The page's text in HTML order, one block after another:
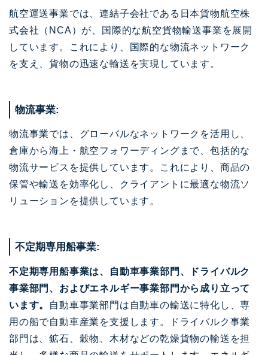
航空運送事業では、連結子会社である日本貨物航空株
式会社（NCA）が、国際的な航空貨物輸送事業を展開
しています。これにより、国際的な物流ネットワーク
を支え、貨物の迅速な輸送を実現しています。
物流事業:
物流事業では、グローバルなネットワークを活用し、
倉庫から海上・航空フォワーディングまで、包括的な
物流サービスを提供しています。これにより、商品の
保管や輸送を効率化し、クライアントに最適な物流ソ
リューションを提供しています。
不定期専用船事業:
不定期専用船事業は、自動車事業部門、ドライバルク
事業部門、およびエネルギー事業部門から成り立って
います。
自動車事業部門は自動車の輸送に特化し、専
用の船で自動車産業を支援します。ドライバルク事業
部門は、鉱石、穀物、木材などの乾燥貨物の輸送を担